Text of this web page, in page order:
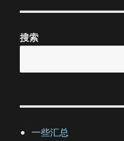
搜索
一些汇总